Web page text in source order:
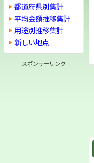
都道府県別集計
平均金額推移集計
用途別推移集計
新しい地点
スポンサーリンク